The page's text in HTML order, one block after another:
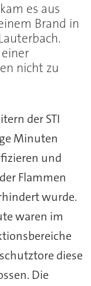
es aus
Brand in
nicht zu
der STI
Minuten
und
Flammen
wurde.
waren im
diese
Die